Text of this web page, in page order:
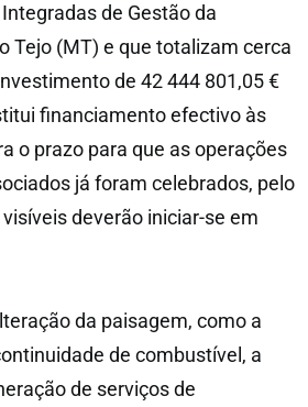
de Gestão da
Tejo (MT) e que totalizam cerca
de 42 444 801,05 €
financiamento efectivo às
o prazo para que as operações
já foram celebrados, pelo
deverão iniciar-se em
da paisagem, como a
de combustível, a
de serviços de